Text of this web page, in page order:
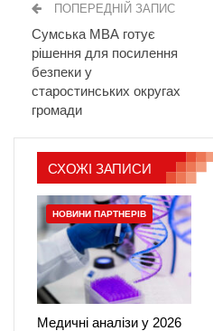
ПОПЕРЕДНІЙ ЗАПИС
Сумська МВА готує
рішення для посилення
безпеки у
старостинських округах
громади
СХОЖІ ЗАПИСИ
НОВИНИ ПАРТНЕРІВ
Медичні аналізи у 2026